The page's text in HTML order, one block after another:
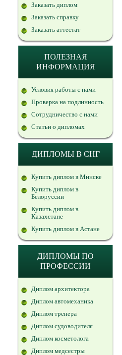
Заказать диплом
Заказать справку
Заказать аттестат
ПОЛЕЗНАЯ
ИНФОРМАЦИЯ
Условия работы с нами
Проверка на подлинность
Сотрудничество с нами
Статьи о дипломах
ДИПЛОМЫ В СНГ
Купить диплом в Минске
Купить диплом в
Белоруссии
Купить диплом в
Казахстане
Купить диплом в Астане
ДИПЛОМЫ ПО
ПРОФЕССИИ
Диплом архитектора
Диплом автомеханика
Диплом тренера
Диплом судоводителя
Диплом косметолога
Диплом медсестры